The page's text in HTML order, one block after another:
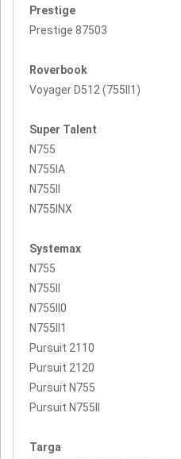
Prestige
Prestige 87503
Roverbook
Voyager D512 (755II1)
Super Talent
N755
N755IA
N755II
N755INX
Systemax
N755
N755II
N755II0
N755II1
Pursuit 2110
Pursuit 2120
Pursuit N755
Pursuit N755II
Targa